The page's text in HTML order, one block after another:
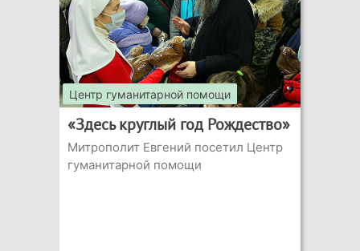
Центр гуманитарной помощи
«Здесь круглый год Рождество»
Митрополит Евгений посетил Центр
гуманитарной помощи